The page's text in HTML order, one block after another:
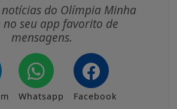
notícias do Olímpia Minha
no seu app favorito de
mensagens.
Whatsapp Facebook